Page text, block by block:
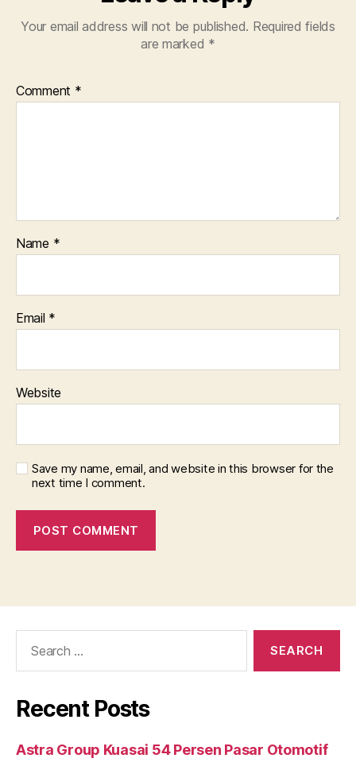
Your email address will not be published. Required fields
are marked *
Comment *
Name *
Email *
Website
Save my name, email, and website in this browser for the
next time I comment.
Recent Posts
Astra Group Kuasai 54 Persen Pasar Otomotif